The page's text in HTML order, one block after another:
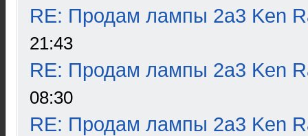
RE: Продам лампы 2а3 Ken
21:43
RE: Продам лампы 2а3 Ken
08:30
RE: Продам лампы 2а3 Ken